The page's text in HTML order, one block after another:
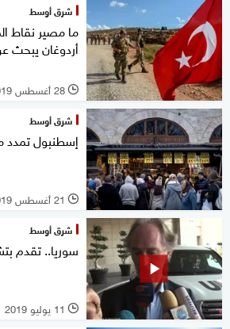
شرق أوسط
ما مصير نقاط
أردوغان يبحث
l 28 أغسطس 2019
شرق أوسط
إسطنبول تمدد
l 21 أغسطس 2019
شرق أوسط
سوريا.. تقدم
l 11 يوليو 2019